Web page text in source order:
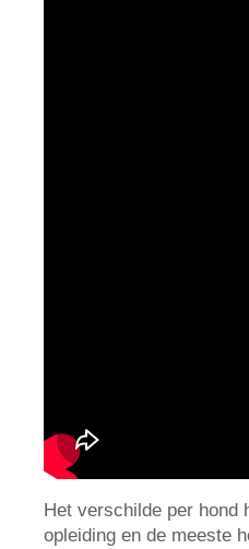
Het verschilde per hond
opleiding en de meeste